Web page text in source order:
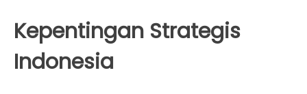
Kepentingan Strategis
Indonesia